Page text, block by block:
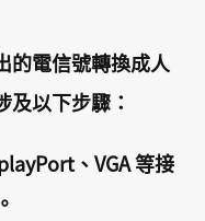
的電信號轉換成人
以下步驟：
、VGA 等接